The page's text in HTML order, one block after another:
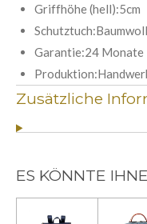
Griffhöhe (hell):5cm
Garantie:24 Monate
Zusätzliche
ES KÖNNTE